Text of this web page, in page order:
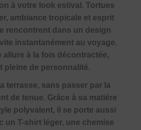
à votre look estival. Tortues
ambiance tropicale et esprit
rencontrent dans un design
instantanément au voyage.
allure à la fois décontractée,
pleine de personnalité.
terrasse, sans passer par la
de tenue. Grâce à sa matière
polyvalent, il se porte aussi
un T-shirt léger, une chemise